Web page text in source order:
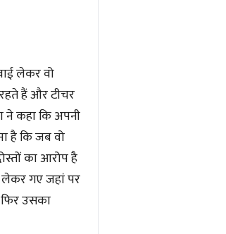
लेकर वो
हैं और टीचर
ने कहा कि अपनी
है कि जब वो
का आरोप है
गए जहां पर
उसका